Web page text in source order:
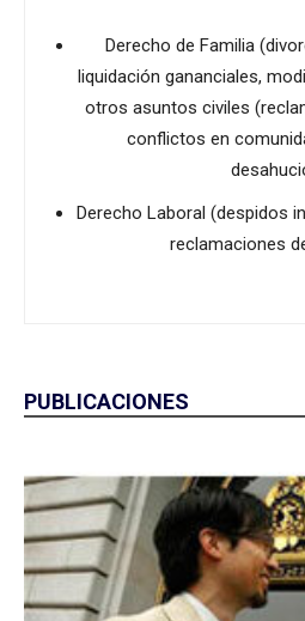
Derecho de Familia
liquidación gananciales,
otros asuntos civiles
conflictos en
Derecho Laboral (despidos
reclamaciones
PUBLICACIONES